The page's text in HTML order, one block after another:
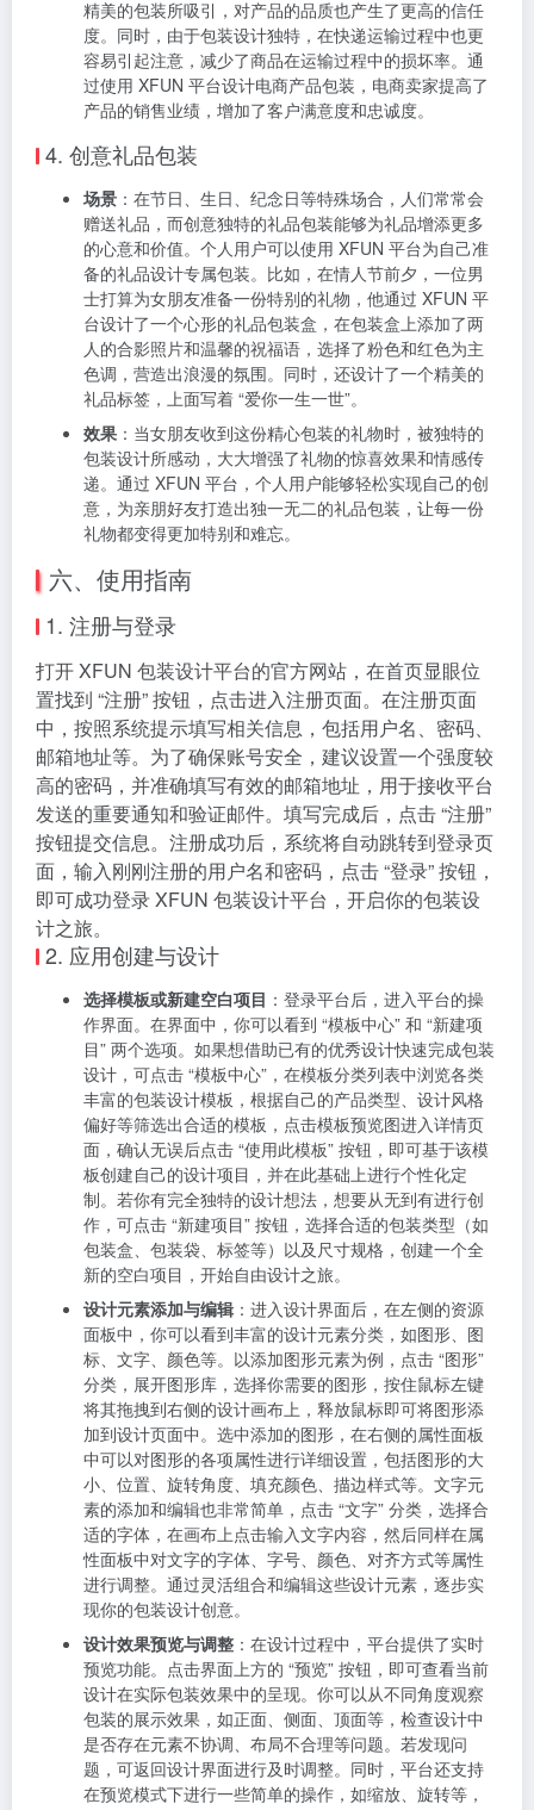
饰品，为了提升产品在电商平台上的竞争力，他利用
XFUN 平台为自己的饰品设计了独特的包装。从平台的
饰品包装模板中选择了一款简约优雅的风格模板，然后
根据饰品的特点和目标客户群体的喜好，对模板进行了
定制化修改。在包装盒上添加了精美的饰品图片和详细
围，还设计了个性化的标签，突出手工制作的特色。
效果 ：新的包装设计在电商平台上展示后，显著提升了
产品的点击率和转化率。消费者在浏览商品页面时，被
精美的包装所吸引，对产品的品质也产生了更高的信任
度。同时，由于包装设计独特，在快递运输过程中也更
容易引起注意，减少了商品在运输过程中的损坏率。通
过使用 XFUN 平台设计电商产品包装，电商卖家提高了
产品的销售业绩，增加了客户满意度和忠诚度。
4. 创意礼品包装
场景 ：在节日、生日、纪念日等特殊场合，人们常常会
赠送礼品，而创意独特的礼品包装能够为礼品增添更多
的心意和价值。个人用户可以使用 XFUN 平台为自己准
备的礼品设计专属包装。比如，在情人节前夕，一位男
士打算为女朋友准备一份特别的礼物，他通过 XFUN 平
人的合影照片和温馨的祝福语，选择了粉色和红色为主
色调，营造出浪漫的氛围。同时，还设计了一个精美的
礼品标签，上面写着 “爱你一生一世”。
效果：当女朋友收到这份精心包装的礼物时，被独特的
包装设计所感动，大大增强了礼物的惊喜效果和情感传
递。通过 XFUN 平台，个人用户能够轻松实现自己的创
意，为亲朋好友打造出独一无二的礼品包装，让每一份
礼物都变得更加特别和难忘。
六、使用指南
1. 注册与登录
打开 XFUN 包装设计平台的官方网站，在首页显眼位
置找到 “注册” 按钮，点击进入注册页面。在注册页面
中，按照系统提示填写相关信息，包括用户名、密码、
邮箱地址等。为了确保账号安全，建议设置一个强度较
高的密码，并准确填写有效的邮箱地址，用于接收平台
发送的重要通知和验证邮件。填写完成后，点击 “注册”
按钮提交信息。注册成功后，系统将自动跳转到登录页
面，输入刚刚注册的用户名和密码，点击 “登录” 按钮，
即可成功登录 XFUN 包装设计平台，开启你的包装设
计之旅。
2. 应用创建与设计
选择模板或新建空白项目：登录平台后，进入平台的操
作界面。在界面中，你可以看到 “模板中心” 和 “新建项
目” 两个选项。如果想借助已有的优秀设计快速完成包装
设计，可点击 “模板中心”，在模板分类列表中浏览各类
丰富的包装设计模板，根据自己的产品类型、设计风格
偏好等筛选出合适的模板，点击模板预览图进入详情页
面，确认无误后点击 “使用此模板” 按钮，即可基于该模
板创建自己的设计项目，并在此基础上进行个性化定
制。若你有完全独特的设计想法，想要从无到有进行创
作，可点击 “新建项目” 按钮，选择合适的包装类型（如
包装盒、包装袋、标签等）以及尺寸规格，创建一个全
新的空白项目，开始自由设计之旅。
设计元素添加与编辑：进入设计界面后，在左侧的资源
面板中，你可以看到丰富的设计元素分类，如图形、图
标、文字、颜色等。以添加图形元素为例，点击 “图形”
分类，展开图形库，选择你需要的图形，按住鼠标左键
将其拖拽到右侧的设计画布上，释放鼠标即可将图形添
加到设计页面中。选中添加的图形，在右侧的属性面板
中可以对图形的各项属性进行详细设置，包括图形的大
小、位置、旋转角度、填充颜色、描边样式等。文字元
素的添加和编辑也非常简单，点击 “文字” 分类，选择合
适的字体，在画布上点击输入文字内容，然后同样在属
性面板中对文字的字体、字号、颜色、对齐方式等属性